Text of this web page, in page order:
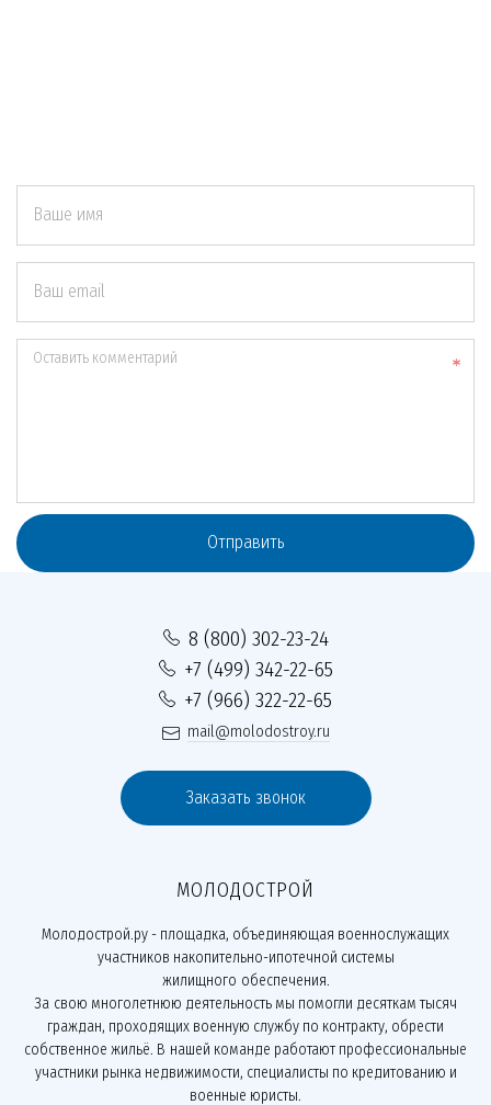
Ваше имя
Ваш email
Оставить комментарий
Отправить
8 (800) 302-23-24
+7 (499) 342-22-65
+7 (966) 322-22-65
mail@molodostroy.ru
Заказать звонок
МОЛОДОСТРОЙ
Молодострой.ру - площадка, объединяющая военнослужащих
участников накопительно-ипотечной системы
жилищного обеспечения.
За свою многолетнюю деятельность мы помогли десяткам тысяч
граждан, проходящих военную службу по контракту, обрести
собственное жильё. В нашей команде работают профессиональные
участники рынка недвижимости, специалисты по кредитованию и
военные юристы.